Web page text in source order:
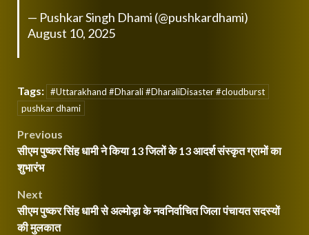
— Pushkar Singh Dhami (@pushkardhami)
August 10, 2025
Tags: #Uttarakhand #Dharali #DharaliDisaster #cloudburst
pushkar dhami
Post
navigation
Previous
सीएम पुष्कर सिंह धामी ने किया 13 जिलों के 13 आदर्श संस्कृत ग्रामों का
शुभारंभ
Next
सीएम पुष्कर सिंह धामी से अल्मोड़ा के नवनिर्वाचित जिला पंचायत सदस्यों
की मुलकात